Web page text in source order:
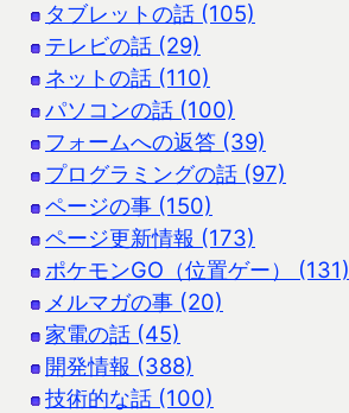
タブレットの話 (105)
テレビの話 (29)
ネットの話 (110)
パソコンの話 (100)
フォームへの返答 (39)
プログラミングの話 (97)
ページの事 (150)
ページ更新情報 (173)
ポケモンGO（位置ゲー） (131)
メルマガの事 (20)
家電の話 (45)
開発情報 (388)
技術的な話 (100)